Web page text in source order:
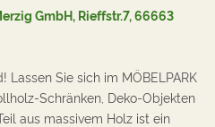
GmbH, Rieffstr.7, 66663
Sie sich im MÖBELPARK
Schränken, Deko-Objekten
aus massivem Holz ist ein